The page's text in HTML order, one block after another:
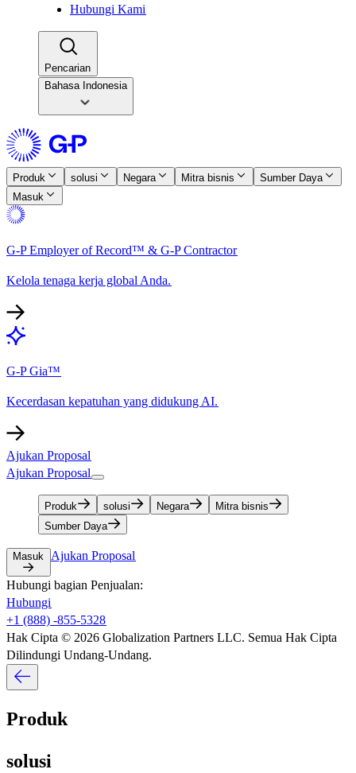
Hubungi Kami​​
Pencarian​​
Bahasa Indonesia
Produk​​ solusi​​ Negara​​ Mitra bisnis​​
Sumber Daya​​
Masuk​​
G-P Employer of Record™ & G-P Contractor​​
Kelola tenaga kerja global Anda.​​
G-P Gia™​​
Kecerdasan kepatuhan yang didukung AI.​​
Ajukan Proposal​​
Ajukan Proposal​​
Produk​​ solusi​​ Negara​​
Mitra bisnis​​
Sumber Daya​​
Masuk​​ Ajukan Proposal​​
Hubungi bagian Penjualan:​​
Hubungi​​
+1 (888) -855-5328​​
Hak Cipta © 2026 Globalization Partners LLC. Semua Hak Cipta
Dilindungi Undang-Undang.​​
Produk​​
solusi​​